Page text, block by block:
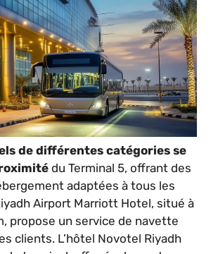
de différentes catégories se
du Terminal 5, offrant des
adaptées à tous les
Airport Marriott Hotel, situé à
propose un service de navette
clients. L’hôtel Novotel Riyadh